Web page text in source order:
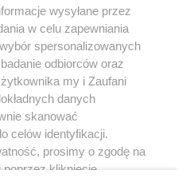
schodzi z
20 latach
wysyłane przez
w celu zapewniania
spersonalizowanych
odbiorców oraz
my i Zaufani
danych
skanować
celów identyfikacji.
prosimy o zgodę na
poprzez kliknięcie